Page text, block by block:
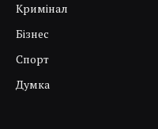
Кримінал
Бізнес
Спорт
Думка